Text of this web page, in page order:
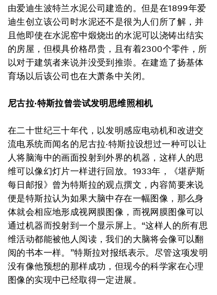
由爱迪生波特兰水泥公司建造的。但是在1899年爱
迪生创立该公司时水泥还不是很为人们所了解，并
且他即使在水泥窑中煅烧出的水泥可以浇铸出结实
的房屋，但模具价格昂贵，且有着2300个零件，所
以对于建筑者来说并没受到推崇。在建造了扬基体
育场以后该公司也在大萧条中关闭。
尼古拉·特斯拉曾尝试发明思维照相机
在二十世纪三十年代，以发明感应电动机和改进交
流电系统而闻名的尼古拉·特斯拉设想过一种可以让
人将脑海中的画面投射到外界的机器，这样人的思
维可以像幻灯片一样进行回放。1933年，《堪萨斯
每日邮报》曾为特斯拉的观点撰文，内容简要来说
便是特斯拉认为如果大脑中存在一幅图像，那么身
体就会相应地形成视网膜图像，而视网膜图像可以
通过机器而投射到一个显示屏上。“这样人的所有思
维活动都能被他人阅读，我们的大脑将会像可以翻
阅的书本一样。”特斯拉对报纸表示。尽管这项发明
没有像他预想的那样成功，但现今的科学家在心理
图像的实现中已经取得一定进展。